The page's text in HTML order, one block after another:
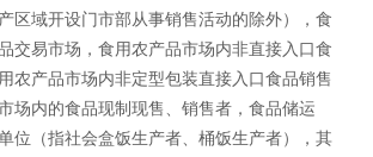
区域开设门市部从事销售活动的除外），食
交易市场，食用农产品市场内非直接入口食
农产品市场内非定型包装直接入口食品销售
场内的食品现制现售、销售者，食品储运
位（指社会盒饭生产者、桶饭生产者），其